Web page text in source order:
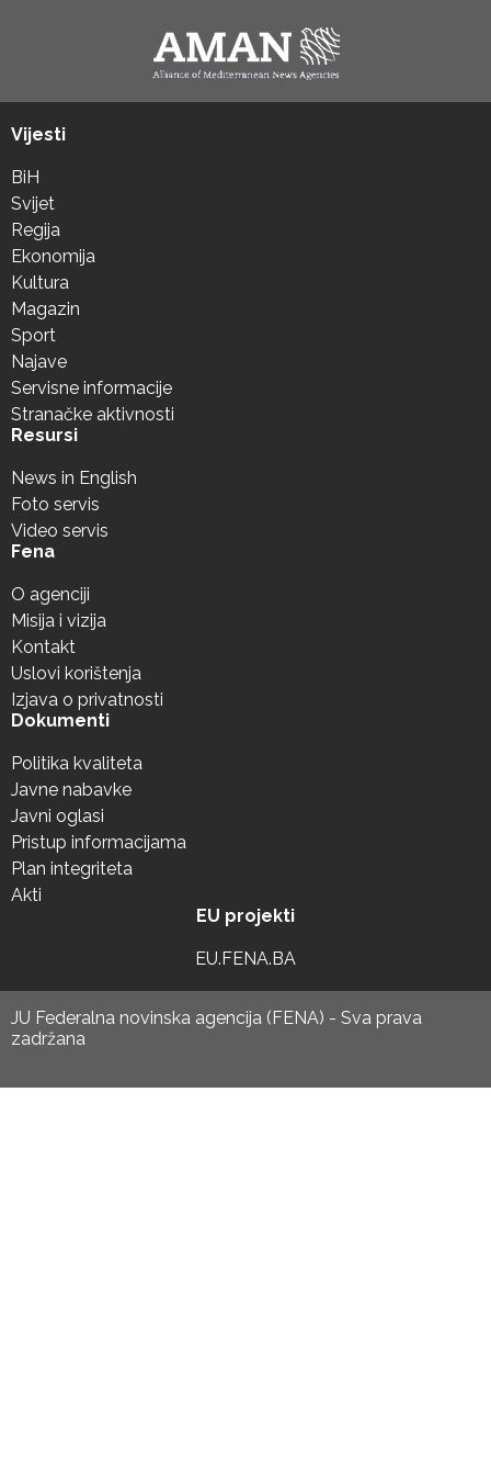
Vijesti
BiH
Svijet
Regija
Ekonomija
Kultura
Magazin
Sport
Najave
Servisne informacije
Stranačke aktivnosti
Resursi
News in English
Foto servis
Video servis
Fena
O agenciji
Misija i vizija
Kontakt
Uslovi korištenja
Izjava o privatnosti
Dokumenti
Politika kvaliteta
Javne nabavke
Javni oglasi
Pristup informacijama
Plan integriteta
Akti
EU projekti
EU.FENA.BA
JU Federalna novinska agencija (FENA) - Sva prava
zadržana